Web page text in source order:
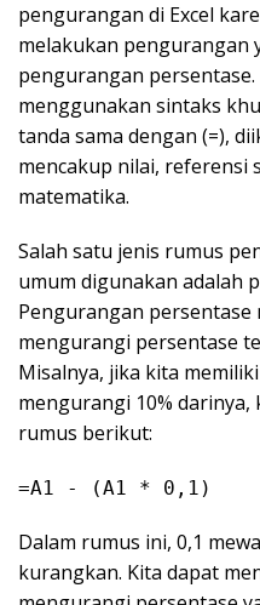
pengurangan di Excel
melakukan pengurangan
pengurangan
menggunakan sintaks
tanda sama dengan (=),
mencakup nilai, referensi
matematika.
Salah satu jenis rumus
umum digunakan adalah
Pengurangan
mengurangi persentase
Misalnya, jika kita
mengurangi 10%
rumus berikut:
=A1 - (A1 * 0,1)
Dalam rumus ini, 0,1
kurangkan. Kita dapat